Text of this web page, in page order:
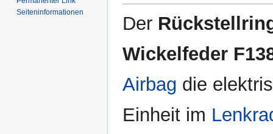
Der
Wickelfeder
Airbag die
Einheit im
Seiten­informationen